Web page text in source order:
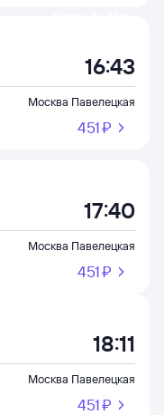
16:43
Москва Павелецкая
451 ⁠₽
17:40
Москва Павелецкая
451 ⁠₽
18:11
Москва Павелецкая
451 ⁠₽